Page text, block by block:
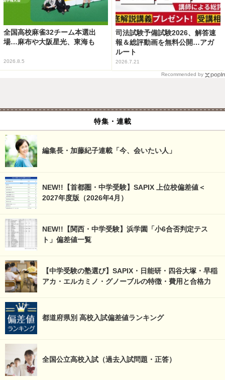
全国高校麻雀32チーム本選出
場…麻布や大阪星光、東海も
2026.8.5
司法試験予備試験2026、解答速
報＆総評動画を無料公開…アガ
ルート
2026.7.21
Recommended by
特集・連載
編集長・加藤紀子連載「今、会いたい人」
NEW!!【首都圏・中学受験】SAPIX 上位校偏差値＜
2027年度版（2026年4月）
NEW!!【関西・中学受験】浜学園「小6合否判定テス
ト」偏差値一覧
【中学受験の塾選び】SAPIX・日能研・四谷大塚・早稲
アカ・エルカミノ・グノーブルの特徴・費用と合格力
都道府県別 高校入試偏差値ランキング
全国公立高校入試（過去入試問題・正答）